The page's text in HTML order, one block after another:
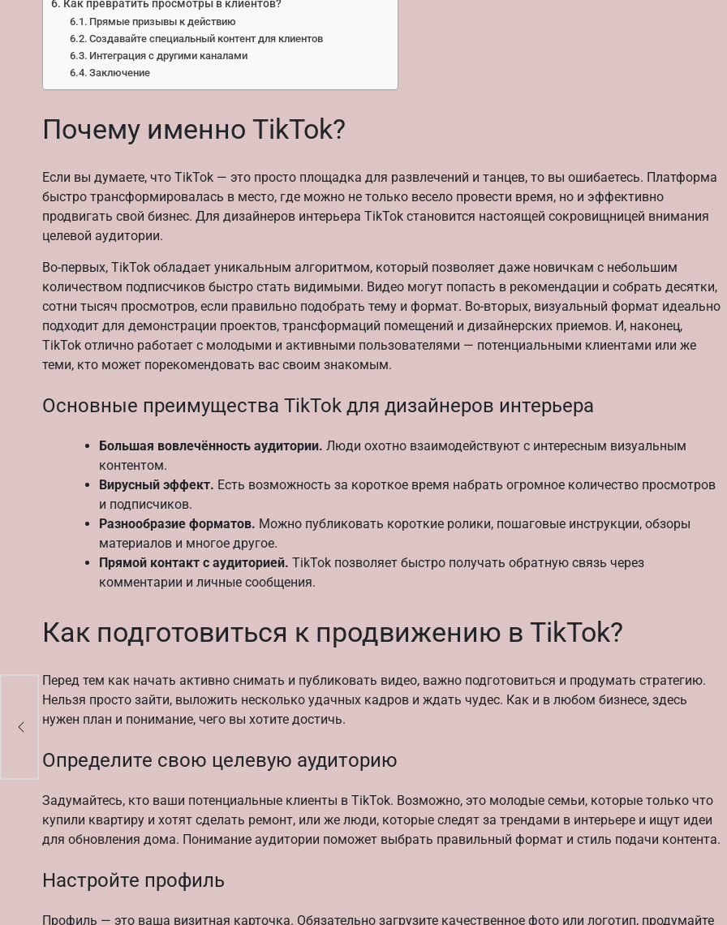
Как превратить просмотры в клиентов?
Прямые призывы к действию
Создавайте специальный контент для клиентов
Интеграция с другими каналами
Заключение
Почему именно TikTok?
Если вы думаете, что TikTok — это просто площадка для развлечений и танцев, то вы ошибаетесь. Платформа
быстро трансформировалась в место, где можно не только весело провести время, но и эффективно
продвигать свой бизнес. Для дизайнеров интерьера TikTok становится настоящей сокровищницей внимания
целевой аудитории.
Во-первых, TikTok обладает уникальным алгоритмом, который позволяет даже новичкам с небольшим
количеством подписчиков быстро стать видимыми. Видео могут попасть в рекомендации и собрать десятки,
сотни тысяч просмотров, если правильно подобрать тему и формат. Во-вторых, визуальный формат идеально
подходит для демонстрации проектов, трансформаций помещений и дизайнерских приемов. И, наконец,
TikTok отлично работает с молодыми и активными пользователями — потенциальными клиентами или же
теми, кто может порекомендовать вас своим знакомым.
Основные преимущества TikTok для дизайнеров интерьера
Большая вовлечённость аудитории. Люди охотно взаимодействуют с интересным визуальным
контентом.
Вирусный эффект. Есть возможность за короткое время набрать огромное количество просмотров
и подписчиков.
Разнообразие форматов. Можно публиковать короткие ролики, пошаговые инструкции, обзоры
материалов и многое другое.
Прямой контакт с аудиторией. TikTok позволяет быстро получать обратную связь через
комментарии и личные сообщения.
Как подготовиться к продвижению в TikTok?
Перед тем как начать активно снимать и публиковать видео, важно подготовиться и продумать стратегию.
Нельзя просто зайти, выложить несколько удачных кадров и ждать чудес. Как и в любом бизнесе, здесь
нужен план и понимание, чего вы хотите достичь.
Определите свою целевую аудиторию
Задумайтесь, кто ваши потенциальные клиенты в TikTok. Возможно, это молодые семьи, которые только что
купили квартиру и хотят сделать ремонт, или же люди, которые следят за трендами в интерьере и ищут идеи
для обновления дома. Понимание аудитории поможет выбрать правильный формат и стиль подачи контента.
Настройте профиль
Профиль — это ваша визитная карточка. Обязательно загрузите качественное фото или логотип, продумайте